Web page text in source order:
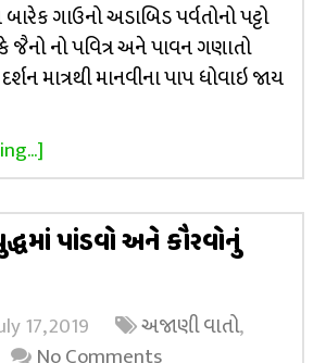
ગાઉનો અડાબિડ પર્વતોનો પટ્ટો
જૈનો નો પવિત્ર અને પાવન ગણાતો
માત્રથી માનવીના પાપ ધોવાઇ જાય
પાંડવો અને કૌરવોનું
17, 2019 અજાણી વાતો,